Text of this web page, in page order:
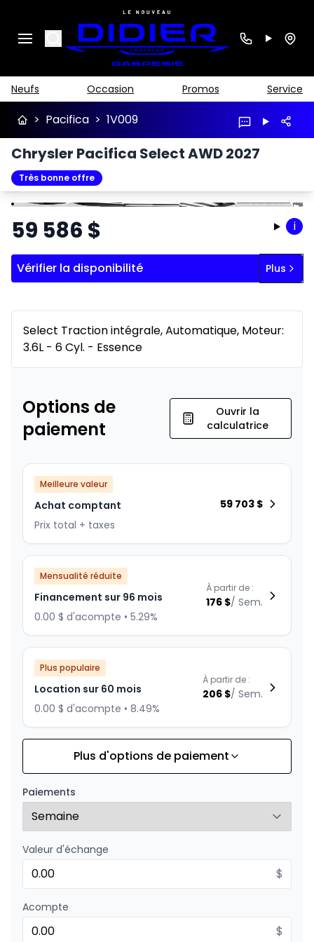
Search
Neufs Occasion Promos Service
> Pacifica > 1V009
Chrysler Pacifica Select AWD 2027
Très bonne offre
ArrêterPrécédent
Suivant
59 586 $ i
Vérifier la disponibilité Plus
Select Traction intégrale, Automatique, Moteur:
3.6L - 6 Cyl. - Essence
Options de
paiement
Ouvrir la
calculatrice
Meilleure valeur
Achat comptant
Prix total + taxes
59 703 $
Mensualité réduite
Financement sur 96 mois
0.00 $ d'acompte • 5.29%
À partir de :
176 $/ Sem.
Plus populaire
Location sur 60 mois
0.00 $ d'acompte • 8.49%
À partir de :
206 $/ Sem.
Financement sur 84 mois
0.00 $ d'acompte • 4.99%
À partir de :
Financement sur 72 mois
Financement sur 72 mois
0.00 $ d'acompte • 4.99%
À partir de :
Plus d'options de paiement
Paiements
Valeur d'échange
$
Acompte
$